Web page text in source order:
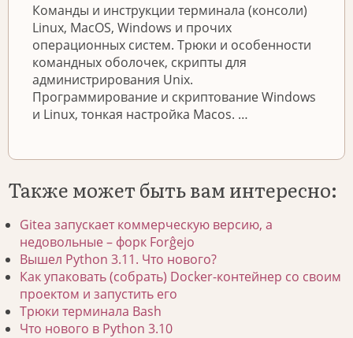
Команды и инструкции терминала (консоли)
Linux, MacOS, Windows и прочих
операционных систем. Трюки и особенности
командных оболочек, скрипты для
администрирования Unix.
Программирование и скриптование Windows
и Linux, тонкая настройка Macos. …
Также может быть вам интересно:
Gitea запускает коммерческую версию, а
недовольные – форк Forĝejo
Вышел Python 3.11. Что нового?
Как упаковать (собрать) Docker-контейнер со своим
проектом и запустить его
Трюки терминала Bash
Что нового в Python 3.10